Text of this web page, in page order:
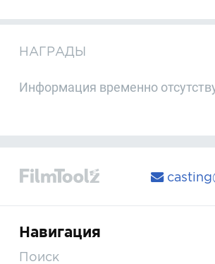
НАГРАДЫ
Информация временно
Навигация
Поиск